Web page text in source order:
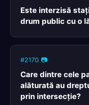
Este interzisă
drum public cu o
#2170 📷
Care dintre cele
alăturată au
prin intersecţie?